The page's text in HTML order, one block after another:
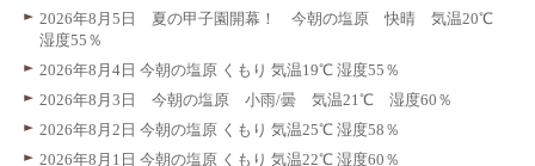
2026年8月5日 夏の甲子園開幕！ 今朝の塩原 快晴 気温20℃
湿度55％
2026年8月4日 今朝の塩原 くもり 気温19℃ 湿度55％
2026年8月3日 今朝の塩原 小雨/曇 気温21℃ 湿度60％
2026年8月2日 今朝の塩原 くもり 気温25℃ 湿度58％
2026年8月1日 今朝の塩原 くもり 気温22℃ 湿度60％